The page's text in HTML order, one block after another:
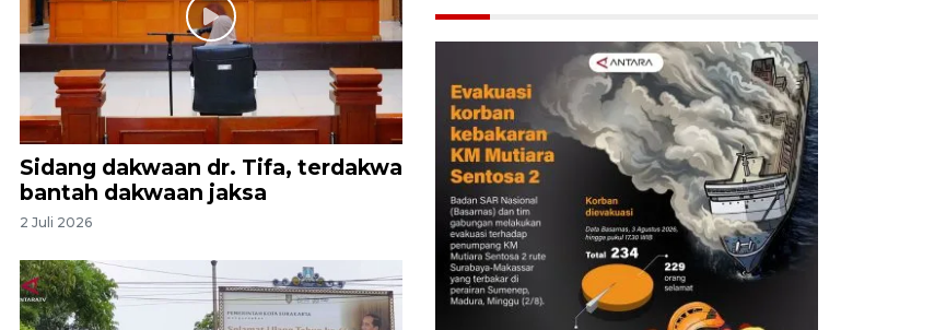
Sidang dakwaan dr. Tifa, terdakwa
bantah dakwaan jaksa
2 Juli 2026